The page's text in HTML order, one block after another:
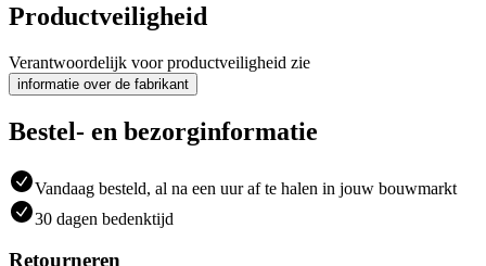
Productveiligheid
Verantwoordelijk voor productveiligheid zie
informatie over de fabrikant
Bestel- en bezorginformatie
Vandaag besteld, al na een uur af te halen in jouw bouwmarkt
30 dagen bedenktijd
Retourneren